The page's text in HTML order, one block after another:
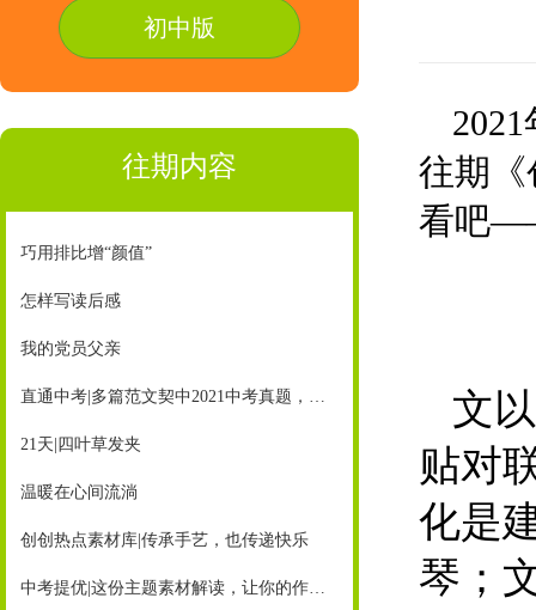
初中版
往期内容
巧用排比增“颜值”
怎样写读后感
我的党员父亲
直通中考|多篇范文契中2021中考真题，《创新作文》助你赢中考
21天|四叶草发夹
温暖在心间流淌
创创热点素材库|传承手艺，也传递快乐
中考提优|这份主题素材解读，让你的作文超有亮点！
往期《
看吧
文
贴对
化是
琴；